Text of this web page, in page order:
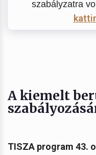
szabályzatra
A kiemelt
TISZA program 43.